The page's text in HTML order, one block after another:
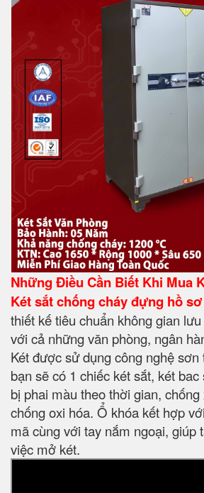
Những Điều Cần Biết Khi Mua
Két sắt chống cháy đựng hồ
thiết kế tiêu chuẩn không gian
với cả những văn phòng, ngân
Két được sử dụng công nghệ sơn
bạn sẽ có 1 chiếc két sắt, két
bị phai màu theo thời gian,
chống oxi hóa. Ổ khóa kết hợp
mã cùng với tay nắm ngoại, giúp
việc mở két.